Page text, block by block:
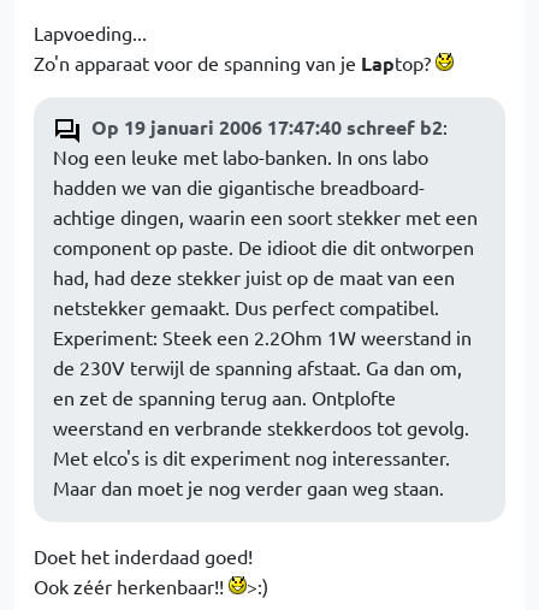
Lapvoeding...
Zo'n apparaat voor de spanning van je Laptop?
Op 19 januari 2006 17:47:40 schreef b2:
Nog een leuke met labo-banken. In ons labo
hadden we van die gigantische breadboard-
achtige dingen, waarin een soort stekker met een
component op paste. De idioot die dit ontworpen
had, had deze stekker juist op de maat van een
netstekker gemaakt. Dus perfect compatibel.
Experiment: Steek een 2.2Ohm 1W weerstand in
de 230V terwijl de spanning afstaat. Ga dan om,
en zet de spanning terug aan. Ontplofte
weerstand en verbrande stekkerdoos tot gevolg.
Met elco's is dit experiment nog interessanter.
Maar dan moet je nog verder gaan weg staan.
Doet het inderdaad goed!
Ook zéér herkenbaar!!
>:)